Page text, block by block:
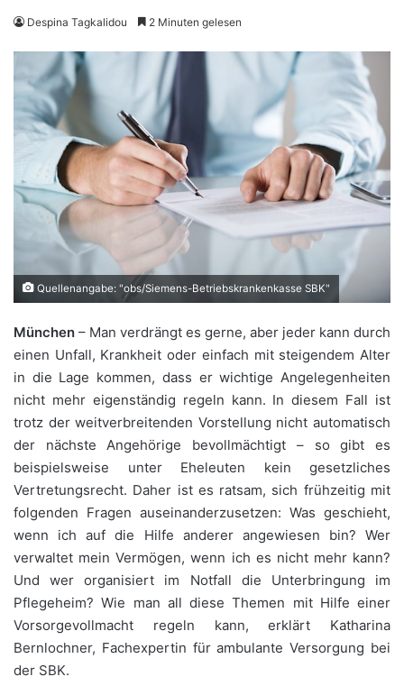
Despina Tagkalidou 2 Minuten gelesen
Quellenangabe: "obs/Siemens-Betriebskrankenkasse SBK"
München – Man verdrängt es gerne, aber jeder kann durch
einen Unfall, Krankheit oder einfach mit steigendem Alter
in die Lage kommen, dass er wichtige Angelegenheiten
nicht mehr eigenständig regeln kann. In diesem Fall ist
trotz der weitverbreitenden Vorstellung nicht automatisch
der nächste Angehörige bevollmächtigt – so gibt es
beispielsweise unter Eheleuten kein gesetzliches
Vertretungsrecht. Daher ist es ratsam, sich frühzeitig mit
folgenden Fragen auseinanderzusetzen: Was geschieht,
wenn ich auf die Hilfe anderer angewiesen bin? Wer
verwaltet mein Vermögen, wenn ich es nicht mehr kann?
Und wer organisiert im Notfall die Unterbringung im
Pflegeheim? Wie man all diese Themen mit Hilfe einer
Vorsorgevollmacht regeln kann, erklärt Katharina
Bernlochner, Fachexpertin für ambulante Versorgung bei
der SBK.